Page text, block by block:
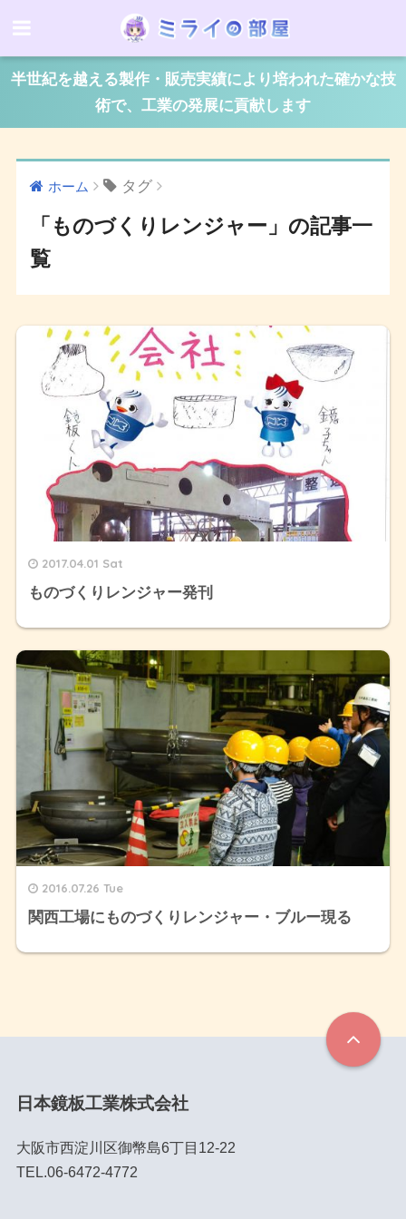
半世紀を越える製作・販売実績により培われた確かな技
術で、工業の発展に貢献します
ホーム タグ
「ものづくりレンジャー」の記事一
覧
2017.04.01 Sat
ものづくりレンジャー発刊
2016.07.26 Tue
関西工場にものづくりレンジャー・ブルー現る
日本鏡板工業株式会社
大阪市西淀川区御幣島6丁目12-22
TEL.06-6472-4772